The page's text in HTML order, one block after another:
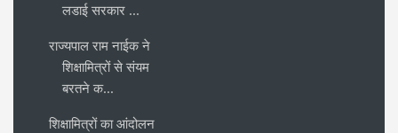
लडाई सरकार ...
राज्यपाल राम नाईक ने
शिक्षामित्रों से संयम
बरतने क...
शिक्षामित्रों का आंदोलन